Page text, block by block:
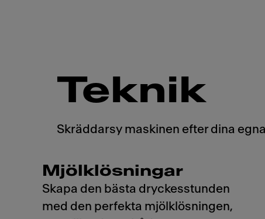
Skräddarsy maskinen efter dina
Mjölklösningar
Skapa den bästa dryckesstunden
med den perfekta mjölklösningen,